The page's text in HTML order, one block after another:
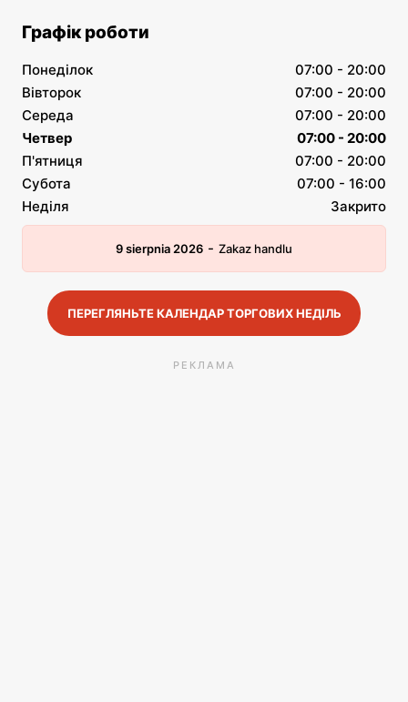
Графік роботи
Понеділок
07:00 - 20:00
Вівторок
07:00 - 20:00
Середа
07:00 - 20:00
Четвер
07:00 - 20:00
П'ятниця
07:00 - 20:00
Субота
07:00 - 16:00
Неділя
Закрито
9 sierpnia 2026 - Zakaz handlu
ПЕРЕГЛЯНЬТЕ КАЛЕНДАР ТОРГОВИХ НЕДІЛЬ
РЕКЛАМА